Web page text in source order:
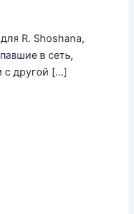
R. Shoshana,
в сеть,
с другой […]